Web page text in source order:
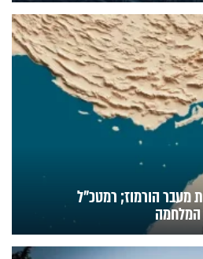
הורמוז; רמטכ"ל
המלחמה